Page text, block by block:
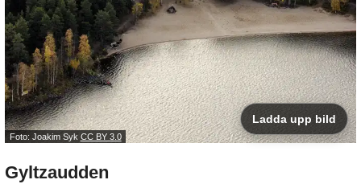
Foto: Joakim Syk CC BY 3.0
Ladda upp bild
Gyltzaudden